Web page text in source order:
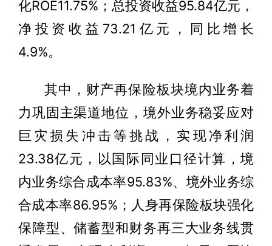
化ROE11.75%；总投资收益95.84亿元，
净投资收益73.21亿元，同比增长
4.9%。
其中，财产再保险板块境内业务着
力巩固主渠道地位，境外业务稳妥应对
巨灾损失冲击等挑战，实现净利润
23.38亿元，以国际同业口径计算，境
内业务综合成本率95.83%、境外业务综
合成本率86.95%；人身再保险板块强化
保障型、储蓄型和财务再三大业务线贯